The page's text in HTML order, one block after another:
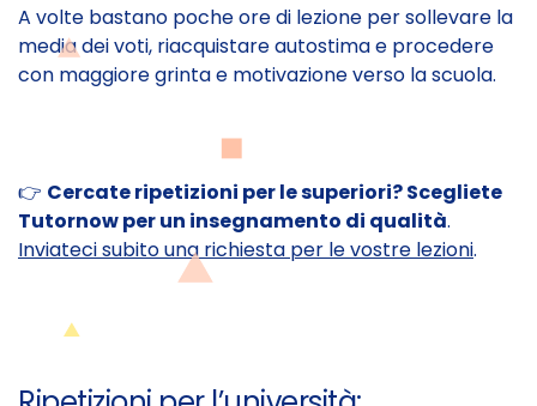
A volte bastano poche ore di lezione per sollevare la
media dei voti, riacquistare autostima e procedere
con maggiore grinta e motivazione verso la scuola.
👉 Cercate ripetizioni per le superiori? Scegliete
Tutornow per un insegnamento di qualità.
Inviateci subito una richiesta per le vostre lezioni.